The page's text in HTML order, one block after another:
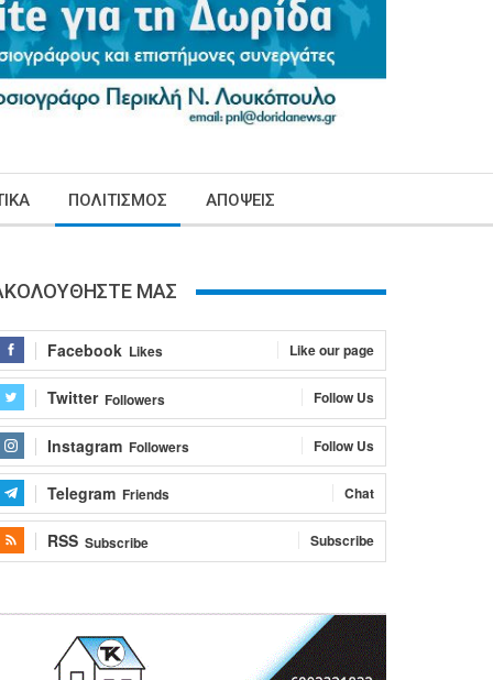
ΠΟΛΙΤΙΣΜΟΣ ΑΠΟΨΕΙΣ
ΜΑΣ
Facebook Likes Like our page
Twitter Followers Follow Us
Instagram Followers Follow Us
Telegram Friends Chat
RSS Subscribe Subscribe